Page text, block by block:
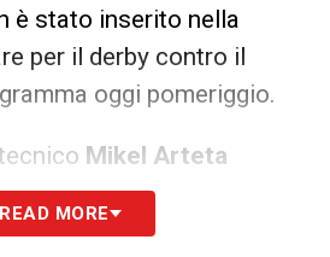
è stato inserito nella
per il derby contro il
oggi pomeriggio.
Mikel Arteta
disciplinare ai
di cui al momento non si
READ MORE